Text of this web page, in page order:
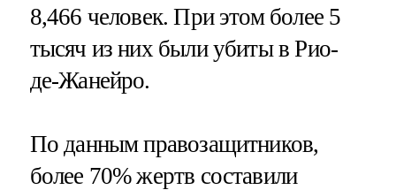
8,466 человек. При этом более 5
тысяч из них были убиты в Рио-
де-Жанейро.
По данным правозащитников,
более 70% жертв составили